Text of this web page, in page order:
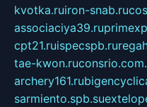
kvotka.ruiron-snab.ru
associaciya39.ru
cpt21.ruispecspb.ru
tae-kwon.ru
archery161.ru
sarmiento.spb.su